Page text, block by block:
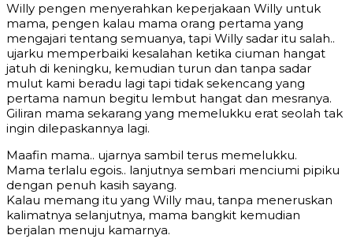
Willy pengen menyerahkan keperjakaan Willy untuk
mama, pengen kalau mama orang pertama yang
mengajari tentang semuanya, tapi Willy sadar itu salah..
ujarku memperbaiki kesalahan ketika ciuman hangat
jatuh di keningku, kemudian turun dan tanpa sadar
mulut kami beradu lagi tapi tidak sekencang yang
pertama namun begitu lembut hangat dan mesranya.
Giliran mama sekarang yang memelukku erat seolah tak
ingin dilepaskannya lagi.
Maafin mama.. ujarnya sambil terus memelukku.
Mama terlalu egois.. lanjutnya sembari menciumi pipiku
dengan penuh kasih sayang.
Kalau memang itu yang Willy mau, tanpa meneruskan
kalimatnya selanjutnya, mama bangkit kemudian
berjalan menuju kamarnya.